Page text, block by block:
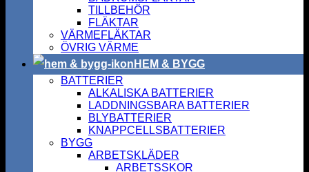
TILLBEHÖR
FLÄKTAR
VÄRMEFLÄKTAR
ÖVRIG VÄRME
HEM & BYGG
BATTERIER
ALKALISKA BATTERIER
LADDNINGSBARA BATTERIER
BLYBATTERIER
KNAPPCELLSBATTERIER
BYGG
ARBETSKLÄDER
ARBETSSKOR